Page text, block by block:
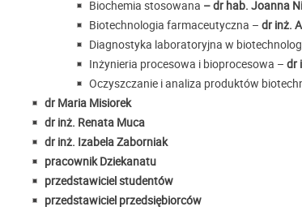
Biochemia stosowana – dr hab. Joanna
Biotechnologia farmaceutyczna – dr inż.
Diagnostyka laboratoryjna w
Inżynieria procesowa i bioprocesowa – dr
Oczyszczanie i analiza produktów
dr Maria Misiorek
dr inż. Renata Muca
dr inż. Izabela Zaborniak
pracownik Dziekanatu
przedstawiciel studentów
przedstawiciel przedsiębiorców